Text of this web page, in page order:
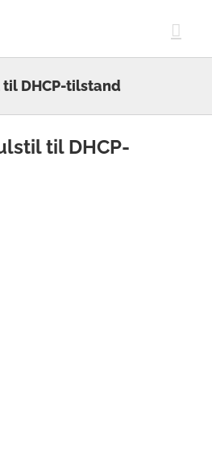
til DHCP-tilstand
til DHCP-